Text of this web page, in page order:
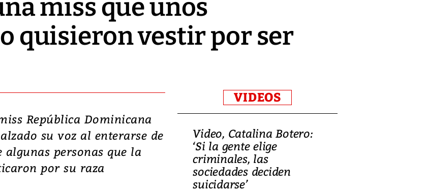
miss que unos
quisieron vestir por ser
República Dominicana
su voz al enterarse de
algunas personas que la
por su raza
VIDEOS
Video, Japón: Terremoto
deja heridos y graves
daños en Kumamoto
Video, Catalina Botero:
‘Si la gente elige
criminales, las
sociedades deciden
suicidarse’